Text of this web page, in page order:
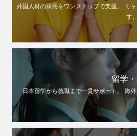
外国人材の採用をワンストップで支援。 ミ
す。
留学
日本留学から就職まで一貫サポート。 海